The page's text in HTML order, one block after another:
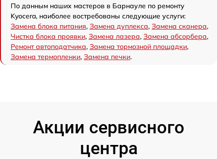
По данным наших мастеров в Барнауле по ремонту
Kyocera, наиболее востребованы следующие услуги:
Замена блока питания, Замена дуплекса, Замена сканера,
Чистка блока проявки, Замена лазера, Замена абсорбера,
Ремонт автоподатчика, Замена тормозной площадки,
Замена термопленки, Замена печки.
Акции сервисного
центра